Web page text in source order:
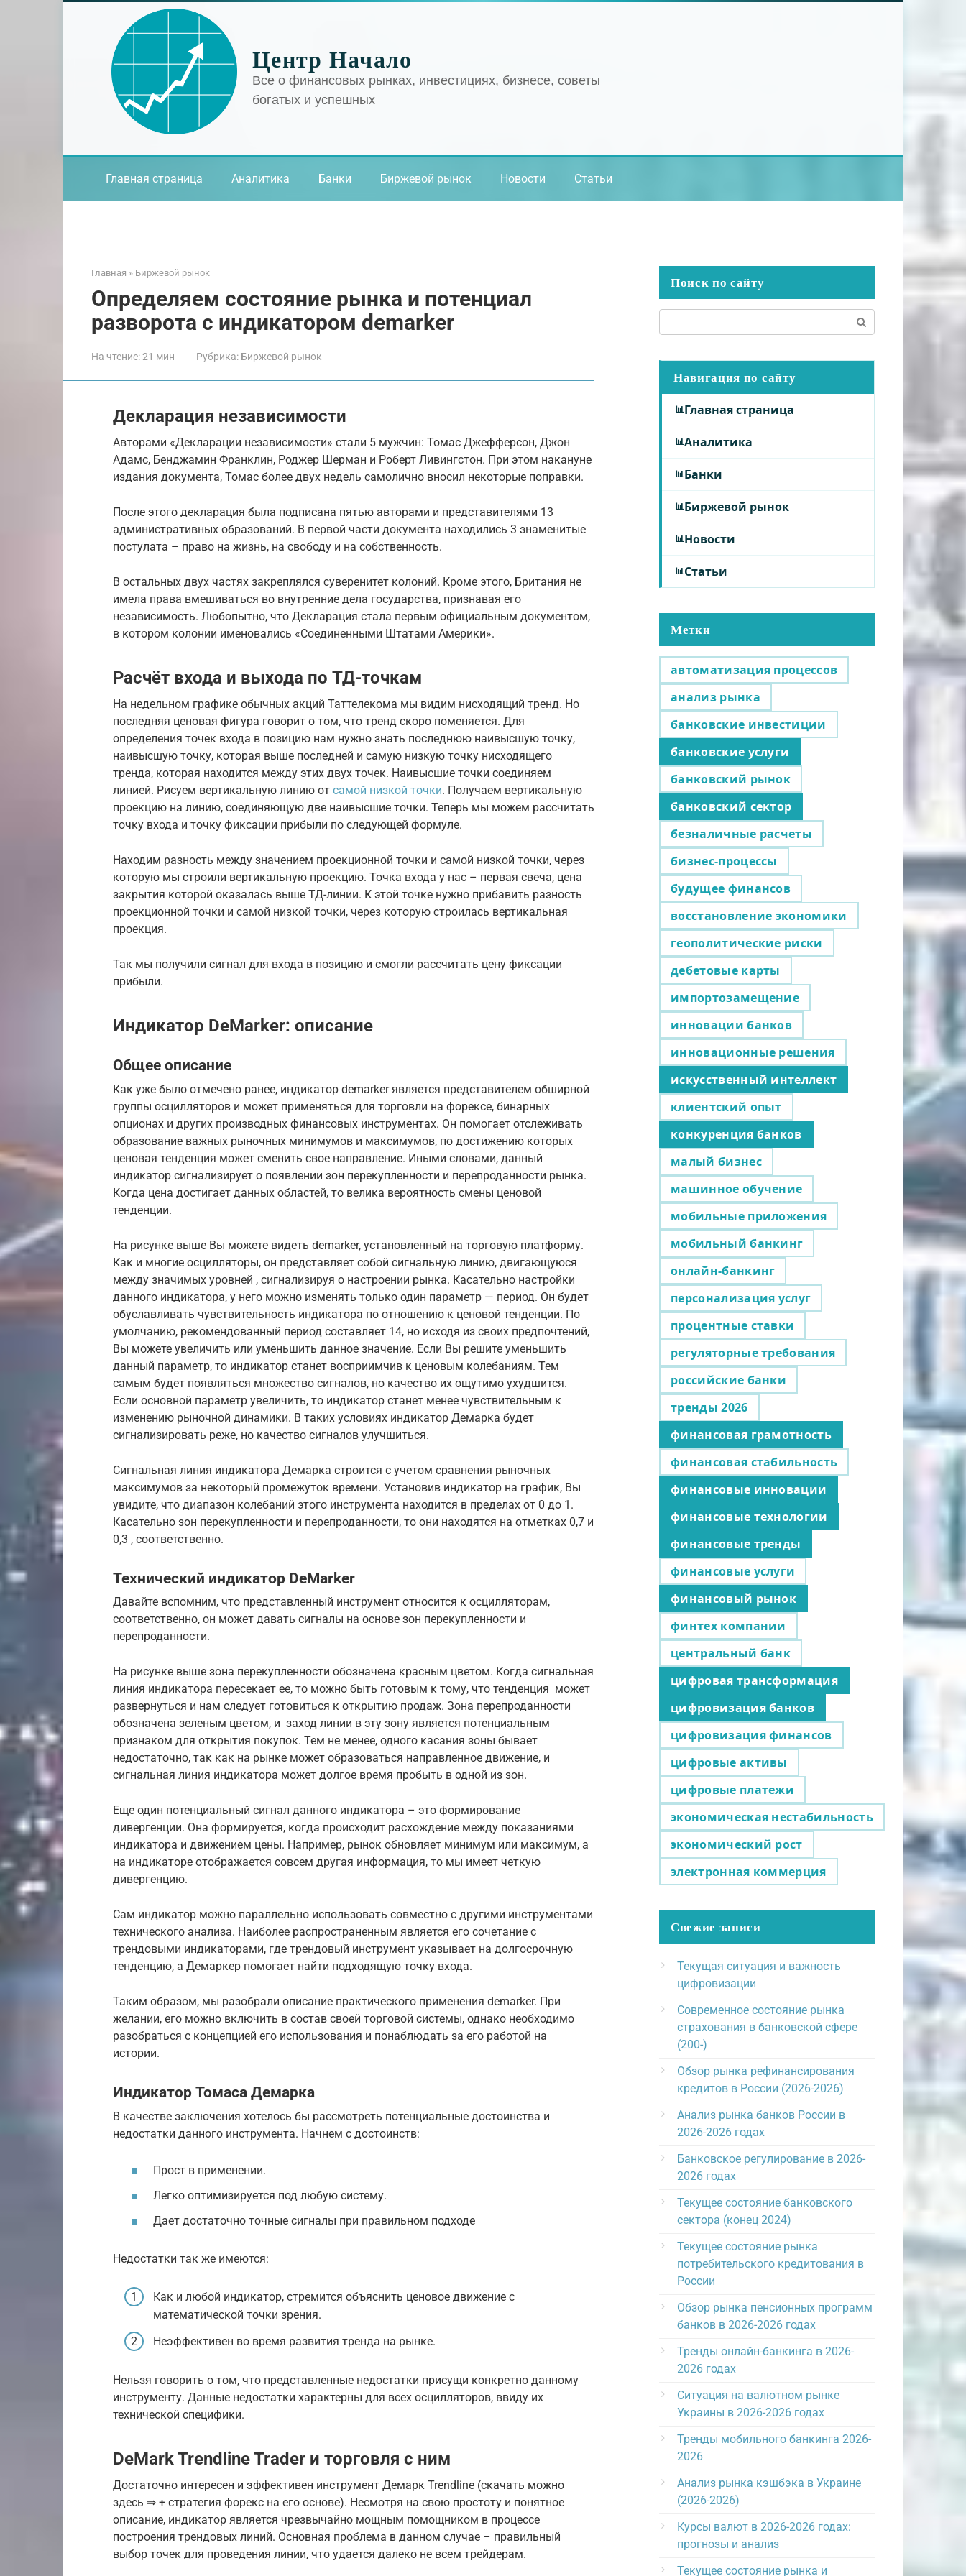
Центр Начало
Все о финансовых рынках, инвестициях, бизнесе, советы
богатых и успешных
Главная страница Аналитика Банки Биржевой рынок Новости Статьи
Главная » Биржевой рынок
Определяем состояние рынка и потенциал
разворота с индикатором demarker
На чтение:21 мин Рубрика: Биржевой рынок
Декларация независимости
Авторами «Декларации независимости» стали 5 мужчин: Томас Джефферсон, Джон
Адамс, Бенджамин Франклин, Роджер Шерман и Роберт Ливингстон. При этом накануне
издания документа, Томас более двух недель самолично вносил некоторые поправки.
После этого декларация была подписана пятью авторами и представителями 13
административных образований. В первой части документа находились 3 знаменитые
постулата – право на жизнь, на свободу и на собственность.
В остальных двух частях закреплялся суверенитет колоний. Кроме этого, Британия не
имела права вмешиваться во внутренние дела государства, признавая его
независимость. Любопытно, что Декларация стала первым официальным документом,
в котором колонии именовались «Соединенными Штатами Америки».
Расчёт входа и выхода по ТД-точкам
На недельном графике обычных акций Таттелекома мы видим нисходящий тренд. Но
последняя ценовая фигура говорит о том, что тренд скоро поменяется. Для
определения точек входа в позицию нам нужно знать последнюю наивысшую точку,
наивысшую точку, которая выше последней и самую низкую точку нисходящего
тренда, которая находится между этих двух точек. Наивысшие точки соединяем
линией. Рисуем вертикальную линию от самой низкой точки. Получаем вертикальную
проекцию на линию, соединяющую две наивысшие точки. Теперь мы можем рассчитать
точку входа и точку фиксации прибыли по следующей формуле.
Находим разность между значением проекционной точки и самой низкой точки, через
которую мы строили вертикальную проекцию. Точка входа у нас – первая свеча, цена
закрытия которой оказалась выше ТД-линии. К этой точке нужно прибавить разность
проекционной точки и самой низкой точки, через которую строилась вертикальная
проекция.
Так мы получили сигнал для входа в позицию и смогли рассчитать цену фиксации
прибыли.
Индикатор DeMarker: описание
Общее описание
Как уже было отмечено ранее, индикатор demarker является представителем обширной
группы осцилляторов и может применяться для торговли на форексе, бинарных
опционах и других производных финансовых инструментах. Он помогает отслеживать
образование важных рыночных минимумов и максимумов, по достижению которых
ценовая тенденция может сменить свое направление. Иными словами, данный
индикатор сигнализирует о появлении зон перекупленности и перепроданности рынка.
Когда цена достигает данных областей, то велика вероятность смены ценовой
тенденции.
На рисунке выше Вы можете видеть demarker, установленный на торговую платформу.
Как и многие осцилляторы, он представляет собой сигнальную линию, двигающуюся
между значимых уровней , сигнализируя о настроении рынка. Касательно настройки
данного индикатора, у него можно изменять только один параметр — период. Он будет
обуславливать чувствительность индикатора по отношению к ценовой тенденции. По
умолчанию, рекомендованный период составляет 14, но исходя из своих предпочтений,
Вы можете увеличить или уменьшить данное значение. Если Вы решите уменьшить
данный параметр, то индикатор станет восприимчив к ценовым колебаниям. Тем
самым будет появляться множество сигналов, но качество их ощутимо ухудшится.
Если основной параметр увеличить, то индикатор станет менее чувствительным к
изменению рыночной динамики. В таких условиях индикатор Демарка будет
сигнализировать реже, но качество сигналов улучшиться.
Сигнальная линия индикатора Демарка строится с учетом сравнения рыночных
максимумов за некоторый промежуток времени. Установив индикатор на график, Вы
увидите, что диапазон колебаний этого инструмента находится в пределах от 0 до 1.
Касательно зон перекупленности и перепроданности, то они находятся на отметках 0,7 и
0,3 , соответственно.
Технический индикатор DeMarker
Давайте вспомним, что представленный инструмент относится к осцилляторам,
соответственно, он может давать сигналы на основе зон перекупленности и
перепроданности.
На рисунке выше зона перекупленности обозначена красным цветом. Когда сигнальная
линия индикатора пересекает ее, то можно быть готовым к тому, что тенденция может
развернуться и нам следует готовиться к открытию продаж. Зона перепроданности
обозначена зеленым цветом, и заход линии в эту зону является потенциальным
признаком для открытия покупок. Тем не менее, одного касания зоны бывает
недостаточно, так как на рынке может образоваться направленное движение, и
сигнальная линия индикатора может долгое время пробыть в одной из зон.
Еще один потенциальный сигнал данного индикатора – это формирование
дивергенции. Она формируется, когда происходит расхождение между показаниями
индикатора и движением цены. Например, рынок обновляет минимум или максимум, а
на индикаторе отображается совсем другая информация, то мы имеет четкую
дивергенцию.
Сам индикатор можно параллельно использовать совместно с другими инструментами
технического анализа. Наиболее распространенным является его сочетание с
трендовыми индикаторами, где трендовый инструмент указывает на долгосрочную
тенденцию, а Демаркер помогает найти подходящую точку входа.
Таким образом, мы разобрали описание практического применения demarker. При
желании, его можно включить в состав своей торговой системы, однако необходимо
разобраться с концепцией его использования и понаблюдать за его работой на
истории.
Индикатор Томаса Демарка
В качестве заключения хотелось бы рассмотреть потенциальные достоинства и
недостатки данного инструмента. Начнем с достоинств:
Прост в применении.
Легко оптимизируется под любую систему.
Дает достаточно точные сигналы при правильном подходе
Недостатки так же имеются:
Как и любой индикатор, стремится объяснить ценовое движение с
математической точки зрения.
Неэффективен во время развития тренда на рынке.
Нельзя говорить о том, что представленные недостатки присущи конкретно данному
инструменту. Данные недостатки характерны для всех осцилляторов, ввиду их
технической специфики.
DeMark Trendline Trader и торговля с ним
Достаточно интересен и эффективен инструмент Демарк Trendline (скачать можно
здесь ⇒ + стратегия форекс на его основе). Несмотря на свою простоту и понятное
описание, индикатор является чрезвычайно мощным помощником в процессе
построения трендовых линий. Основная проблема в данном случае – правильный
выбор точек для проведения линии, что удается далеко не всем трейдерам.
Поиск по сайту
Навигация по сайту
Главная страница
Аналитика
Банки
Биржевой рынок
Новости
Статьи
Метки
автоматизация процессов
анализ рынка
банковские инвестиции
банковские услуги
банковский рынок
банковский сектор
безналичные расчеты
бизнес-процессы
будущее финансов
восстановление экономики
геополитические риски
дебетовые карты
импортозамещение
инновации банков
инновационные решения
искусственный интеллект
клиентский опыт
конкуренция банков
малый бизнес
машинное обучение
мобильные приложения
мобильный банкинг
онлайн-банкинг
персонализация услуг
процентные ставки
регуляторные требования
российские банки
тренды 2026
финансовая грамотность
финансовая стабильность
финансовые инновации
финансовые технологии
финансовые тренды
финансовые услуги
финансовый рынок
финтех компании
центральный банк
цифровая трансформация
цифровизация банков
цифровизация финансов
цифровые активы
цифровые платежи
экономическая нестабильность
экономический рост
электронная коммерция
Свежие записи
Текущая ситуация и важность
цифровизации
Современное состояние рынка
страхования в банковской сфере
(200-)
Обзор рынка рефинансирования
кредитов в России (2026-2026)
Анализ рынка банков России в
2026-2026 годах
Банковское регулирование в 2026-
2026 годах
Текущее состояние банковского
сектора (конец 2024)
Текущее состояние рынка
потребительского кредитования в
России
Обзор рынка пенсионных программ
банков в 2026-2026 годах
Тренды онлайн-банкинга в 2026-
2026 годах
Ситуация на валютном рынке
Украины в 2026-2026 годах
Тренды мобильного банкинга 2026-
2026
Анализ рынка кэшбэка в Украине
(2026-2026)
Курсы валют в 2026-2026 годах:
прогнозы и анализ
Текущее состояние рынка и